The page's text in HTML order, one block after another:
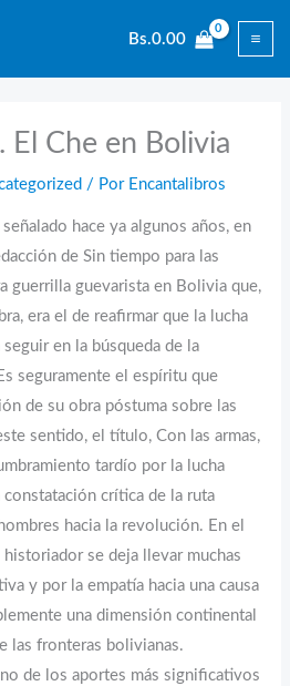
Bs.0.00
El Che en Bolivia
/ Por Encantalibros
hace ya algunos años, en
de Sin tiempo para las
guerrilla guevarista en Bolivia que,
era el de reafirmar que la lucha
en la búsqueda de la
seguramente el espíritu que
de su obra póstuma sobre las
sentido, el título, Con las armas,
tardío por la lucha
constatación crítica de la ruta
hacia la revolución. En el
se deja llevar muchas
y por la empatía hacia una causa
una dimensión continental
las fronteras bolivianas.
de los aportes más significativos